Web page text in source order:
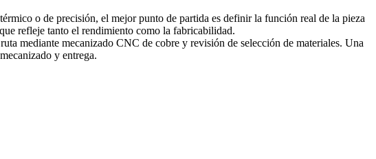
o de precisión, el mejor punto de partida es definir la función real de la pieza
refleje tanto el rendimiento como la fabricabilidad.
mediante mecanizado CNC de cobre y revisión de selección de materiales. Una
y entrega.